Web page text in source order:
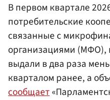
В первом квартале
потребительские
связанные с
организациями (МФО),
выдали в два раза
кварталом ранее, а
сообщает